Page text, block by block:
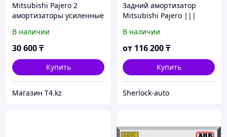
Mitsubishi Pajero 2
амортизаторы усиленные
В наличии
30 600₸
Купить
Магазин T4.kz
Задний амортизатор
Mitsubishi Pajero |||
2"
В наличии
от 116 200₸
Купить
Sherlock-auto